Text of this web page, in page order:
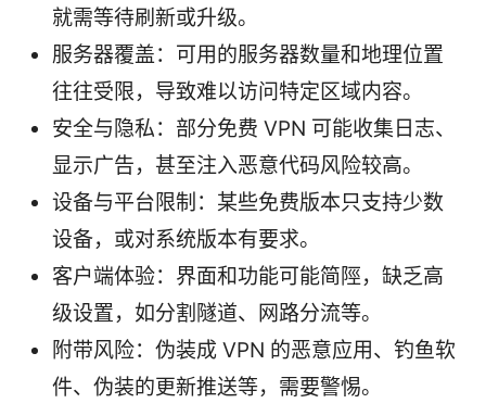
就需等待刷新或升级。
服务器覆盖：可用的服务器数量和地理位置
往往受限，导致难以访问特定区域内容。
安全与隐私：部分免费 VPN 可能收集日志、
显示广告，甚至注入恶意代码风险较高。
设备与平台限制：某些免费版本只支持少数
设备，或对系统版本有要求。
客户端体验：界面和功能可能简陘，缺乏高
级设置，如分割隧道、网路分流等。
附带风险：伪装成 VPN 的恶意应用、钓鱼软
件、伪装的更新推送等，需要警惕。